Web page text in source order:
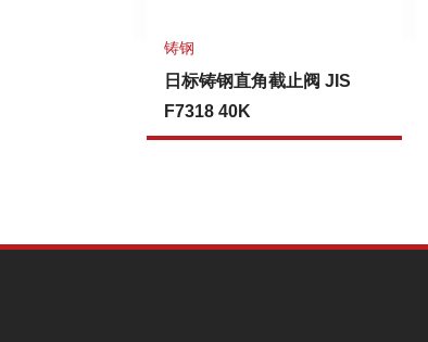
铸钢
日标铸钢直角截止阀 JIS
F7318 40K